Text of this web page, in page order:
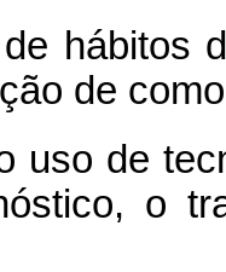
hábitos
de
uso de
o